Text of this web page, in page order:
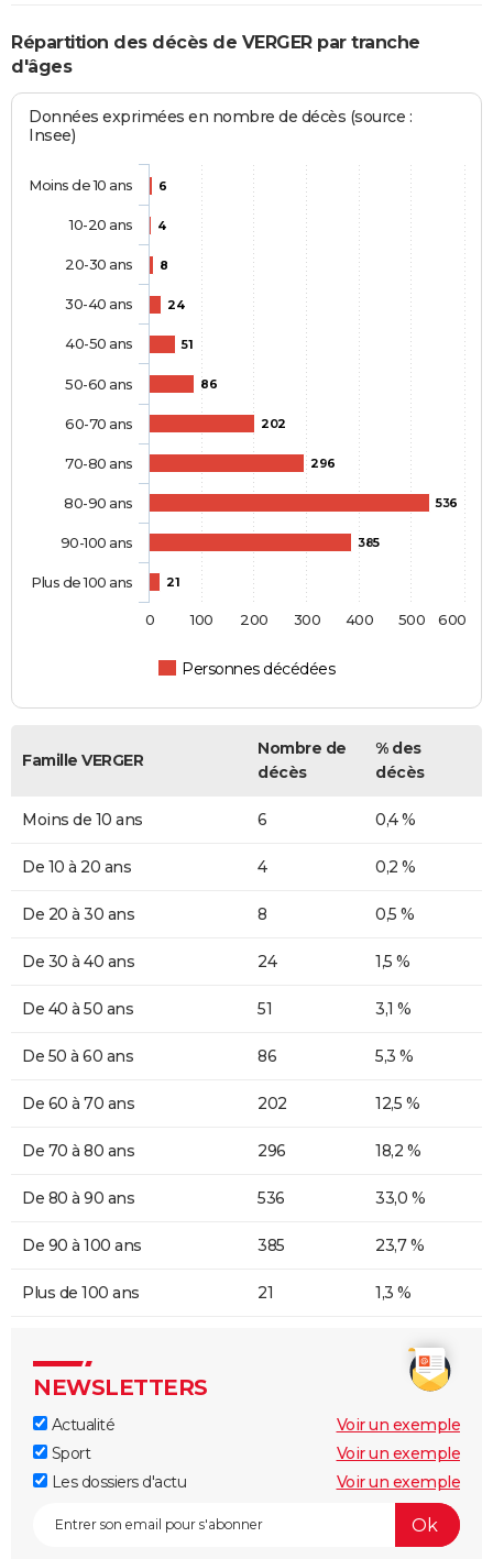
Répartition des décès de VERGER par tranche
d'âges
Données exprimées en nombre de décès (source :
Insee)
6
4
8
24
51
86
202
296
536
385
21
Personnes décédées
Moins de 10 ans
10-20 ans
20-30 ans
30-40 ans
40-50 ans
50-60 ans
60-70 ans
70-80 ans
80-90 ans
90-100 ans
Plus de 100 ans
0 100 200 300 400 500 600
Famille VERGER
Nombre de
décès
% des
décès
Moins de 10 ans 6 0,4 %
De 10 à 20 ans 4 0,2 %
De 20 à 30 ans 8 0,5 %
De 30 à 40 ans 24 1,5 %
De 40 à 50 ans 51 3,1 %
De 50 à 60 ans 86 5,3 %
De 60 à 70 ans 202 12,5 %
De 70 à 80 ans 296 18,2 %
De 80 à 90 ans 536 33,0 %
De 90 à 100 ans 385 23,7 %
Plus de 100 ans 21 1,3 %
NEWSLETTERS
Actualité
Voir un exemple
Sport
Voir un exemple
Les dossiers d'actu
Voir un exemple